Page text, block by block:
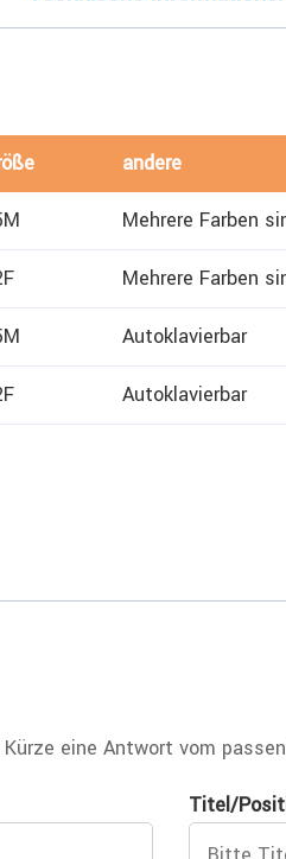
andere
Mehrere Farben
Mehrere Farben
Autoklavierbar
Autoklavierbar
eine Antwort vom
Titel/